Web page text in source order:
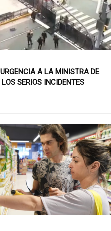
A LA MINISTRA DE
SERIOS INCIDENTES